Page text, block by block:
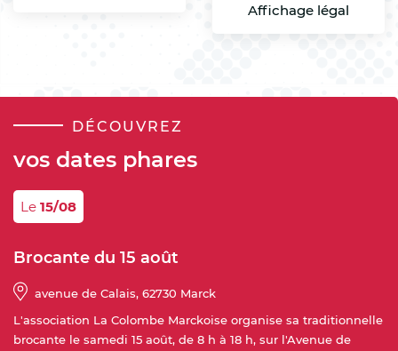
Affichage légal
DÉCOUVREZ
vos dates phares
Le 15/08
Brocante du 15 août
avenue de Calais, 62730 Marck
L'association La Colombe Marckoise organise sa traditionnelle
brocante le samedi 15 août, de 8 h à 18 h, sur l'Avenue de